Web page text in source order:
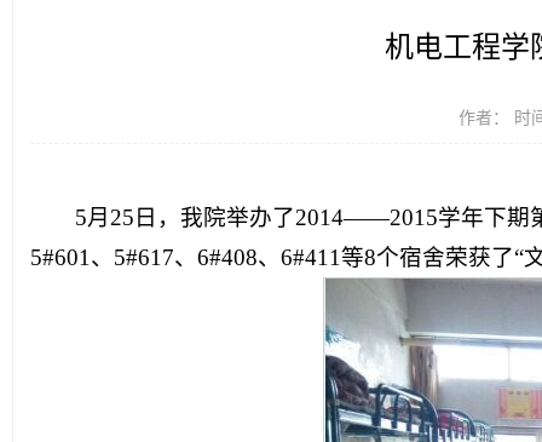
机电工程学
作者： 时
5月25日，我院举办了2014——2015学年下期
5#601、5#617、6#408、6#411等8个宿舍荣获了